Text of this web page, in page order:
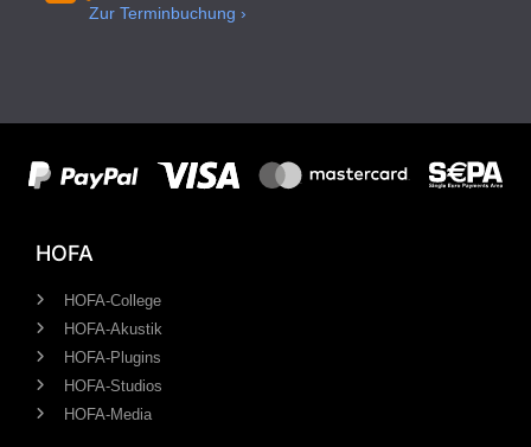
Zur Terminbuchung ›
HOFA
HOFA-College
HOFA-Akustik
HOFA-Plugins
HOFA-Studios
HOFA-Media